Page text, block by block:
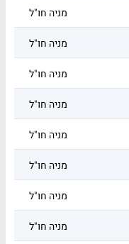
מניה חו"ל
מניה חו"ל
מניה חו"ל
מניה חו"ל
מניה חו"ל
מניה חו"ל
מניה חו"ל
מניה חו"ל